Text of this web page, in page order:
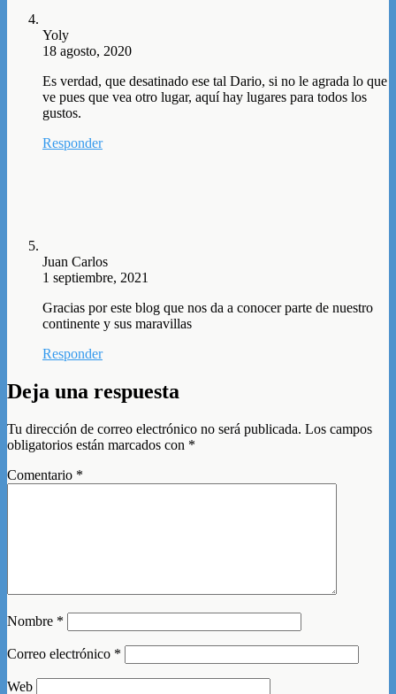
Yoly
18 agosto, 2020
Es verdad, que desatinado ese tal Dario, si no le agrada lo que
ve pues que vea otro lugar, aquí hay lugares para todos los
gustos.
Responder
Juan Carlos
1 septiembre, 2021
Gracias por este blog que nos da a conocer parte de nuestro
continente y sus maravillas
Responder
Deja una respuesta
Tu dirección de correo electrónico no será publicada. Los campos
obligatorios están marcados con *
Comentario *
Nombre *
Correo electrónico *
Web